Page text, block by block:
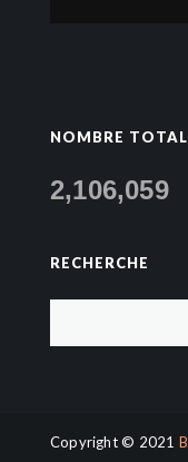
NOMBRE TOTAL
2,106,059
RECHERCHE
Copyright © 2021